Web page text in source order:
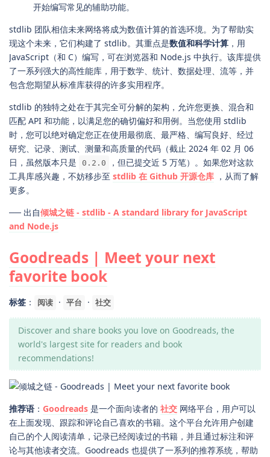
开始编写常见的辅助功能。
stdlib 团队相信未来网络将成为数值计算的首选环境。为了帮助实
现这个未来，它们构建了 stdlib。其重点是数值和科学计算 ，用
JavaScript（和 C）编写，可在浏览器和 Node.js 中执行。该库提供
了一系列强大的高性能库，用于数学、统计、数据处理、流等，并
包含您期望从标准库获得的许多实用程序。
stdlib 的独特之处在于其完全可分解的架构，允许您更换、混合和
匹配 API 和功能，以满足您的确切偏好和用例。当您使用 stdlib
时，您可以绝对确定您正在使用最彻底、最严格、编写良好、经过
研究、记录、测试、测量和高质量的代码（截止 2024 年 02 月 06
日，虽然版本只是
0.2.0
，但已提交近 5 万笔）。如果您对这款
工具库感兴趣，不妨移步至 stdlib 在 Github 开源仓库 ，从而了解
更多。
── 出自倾城之链 - stdlib - A standard library for JavaScript
and Node.js
Goodreads | Meet your next
favorite book
标签 ： 阅读 · 平台 · 社交
Discover and share books you love on Goodreads, the
world's largest site for readers and book
recommendations!
推荐语 ： Goodreads 是一个面向读者的 社交 网络平台，用户可以
在上面发现、跟踪和评论自己喜欢的书籍。这个平台允许用户创建
自己的个人阅读清单，记录已经阅读过的书籍，并且通过标注和评
论与其他读者交流。Goodreads 也提供了一系列的推荐系统，帮助